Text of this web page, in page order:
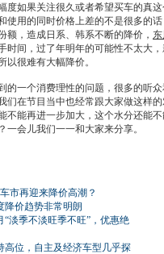
度如果关注很久或者希望买车的真
使用的同时价格上差的不是很多的话
额，造成日系、韩系不断的降价，
时间，过了年明年的可能性不太大
以很难有大幅降价。
一个消费理性的问题，很多的听众
们在节目当中也经常跟大家做这样
不能再进一步加大，这个水分还能
一会儿我们一一和大家来分享。
市再迎来降价高潮？
降价趋势非常明朗
淡季不淡旺季不旺”，优惠绝
高位，自主及经济车型几乎探